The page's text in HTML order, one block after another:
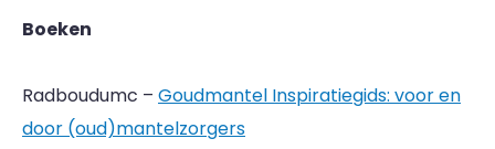
Boeken
Radboudumc – Goudmantel Inspiratiegids: voor en
door (oud)mantelzorgers